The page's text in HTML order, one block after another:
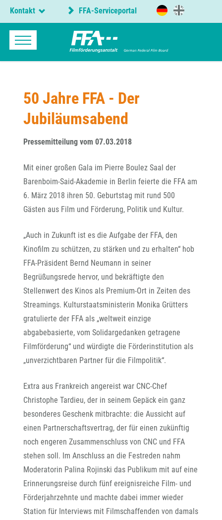
Kontakt FFA-Serviceportal
50 Jahre FFA - Der
Jubiläumsabend
Pressemitteilung vom 07.03.2018
Mit einer großen Gala im Pierre Boulez Saal der
Barenboim-Said-Akademie in Berlin feierte die FFA am
6. März 2018 ihren 50. Geburtstag mit rund 500
Gästen aus Film und Förderung, Politik und Kultur.
„Auch in Zukunft ist es die Aufgabe der FFA, den
Kinofilm zu schützen, zu stärken und zu erhalten“ hob
FFA-Präsident Bernd Neumann in seiner
Begrüßungsrede hervor, und bekräftigte den
Stellenwert des Kinos als Premium-Ort in Zeiten des
Streamings. Kulturstaatsministerin Monika Grütters
gratulierte der FFA als „weltweit einzige
abgabebasierte, vom Solidargedanken getragene
Filmförderung“ und würdigte die Förderinstitution als
„unverzichtbaren Partner für die Filmpolitik“.
Extra aus Frankreich angereist war CNC-Chef
Christophe Tardieu, der in seinem Gepäck ein ganz
besonderes Geschenk mitbrachte: die Aussicht auf
einen Partnerschaftsvertrag, der für einen zukünftig
noch engeren Zusammenschluss von CNC und FFA
stehen soll. Im Anschluss an die Festreden nahm
Moderatorin Palina Rojinski das Publikum mit auf eine
Erinnerungsreise durch fünf ereignisreiche Film- und
Förderjahrzehnte und machte dabei immer wieder
Station für Interviews mit Filmschaffenden von damals